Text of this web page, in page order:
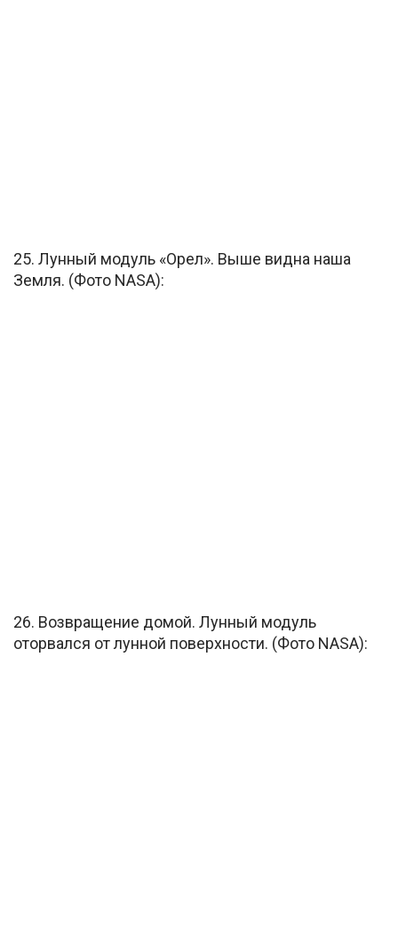
25. Лунный модуль «Орел». Выше видна наша
Земля. (Фото NASA):
26. Возвращение домой. Лунный модуль
оторвался от лунной поверхности. (Фото NASA):